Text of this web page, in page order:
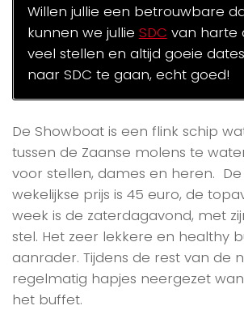
Willen jullie een betrouwbare
kunnen we jullie SDC van harte
veel stellen en altijd goeie
naar SDC te gaan, echt goed!
De Showboat is een flink schip
tussen de Zaanse molens te
voor stellen, dames en heren.
wekelijkse prijs is 45 euro, de
week is de zaterdagavond, met
stel. Het zeer lekkere en healthy
aanrader. Tijdens de rest van de
regelmatig hapjes neergezet want
het buffet.